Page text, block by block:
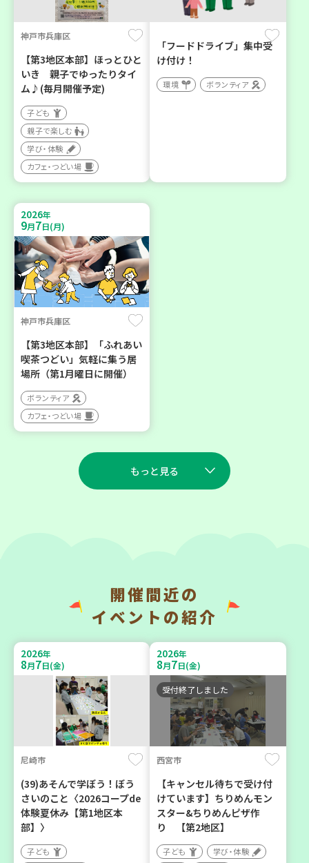
神戸市兵庫区
【第3地区本部】ほっとひと
いき 親子でゆったりタイ
ム♪(毎月開催予定)
子ども
親子で楽しむ
学び・体験
カフェ・つどい場
「フードドライブ」集中受
け付け！
環境 ボランティア
2026年
9月7日(月)
神戸市兵庫区
【第3地区本部】「ふれあい
喫茶つどい」気軽に集う居
場所（第1月曜日に開催）
ボランティア
カフェ・つどい場
もっと見る
神戸市兵庫区
BOSAI(ぼうさい)教室～か
ぞくで楽しくまなぼうさい
～
学び・体験
平和・防災
神戸市東灘区
地域で暮らしたい 「コープ
くらしの助け合いの会」(会
場：住吉)
ボランティア
2026年
9 11
2026年
9
開催間近の
イベントの紹介
2026年
8月7日(金)
尼崎市
(39)あそんで学ぼう！ぼう
さいのこと〈2026コープde
体験夏休み【第1地区本
部】〉
子ども
2026年
8月7日(金)
受付終了しました
西宮市
【キャンセル待ちで受け付
けています】ちりめんモン
スター&ちりめんピザ作
り 【第2地区】
子ども 学び・体験